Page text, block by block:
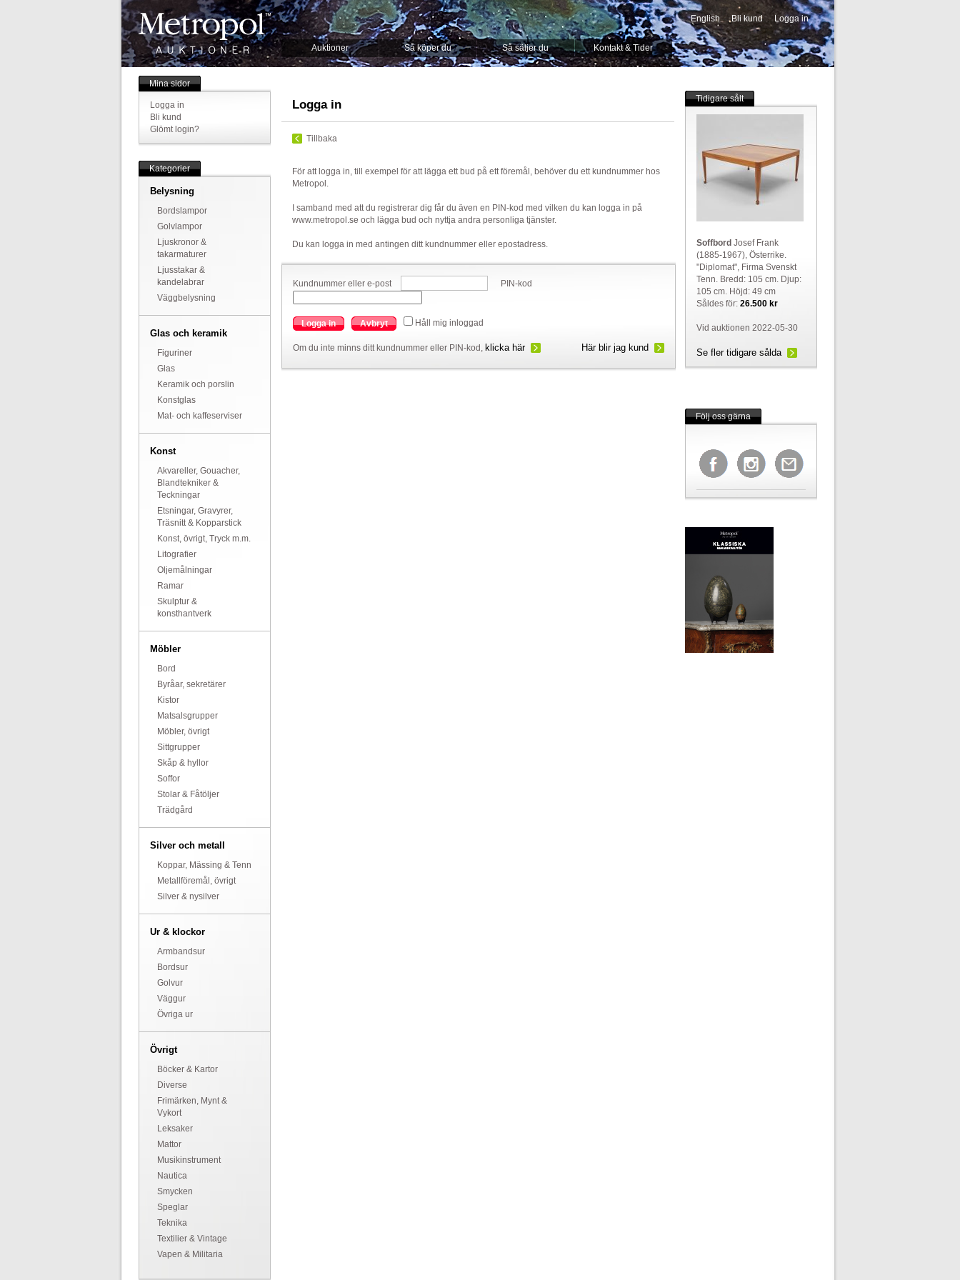
Auktioner Så köper du Så säljer du Kontakt & Tider
English Bli kund Logga in
-->
Mina sidor
Logga in
Bli kund
Glömt login?
Kategorier
Belysning
Bordslampor
Golvlampor
Ljuskronor &
takarmaturer
Ljusstakar &
kandelabrar
Väggbelysning
Glas och keramik
Figuriner
Glas
Keramik och porslin
Konstglas
Mat- och kaffeserviser
Konst
Akvareller, Gouacher,
Blandtekniker &
Teckningar
Etsningar, Gravyrer,
Träsnitt & Kopparstick
Konst, övrigt, Tryck m.m.
Litografier
Oljemålningar
Ramar
Skulptur &
konsthantverk
Möbler
Bord
Byråar, sekretärer
Kistor
Matsalsgrupper
Möbler, övrigt
Sittgrupper
Skåp & hyllor
Soffor
Stolar & Fåtöljer
Trädgård
Silver och metall
Koppar, Mässing & Tenn
Metallföremål, övrigt
Silver & nysilver
Ur & klockor
Armbandsur
Bordsur
Golvur
Väggur
Övriga ur
Övrigt
Böcker & Kartor
Diverse
Frimärken, Mynt &
Vykort
Leksaker
Mattor
Musikinstrument
Nautica
Smycken
Speglar
Teknika
Textilier & Vintage
Vapen & Militaria
Logga in
Tillbaka
För att logga in, till exempel för att lägga ett bud på ett föremål, behöver du ett kundnummer hos
Metropol.
I samband med att du registrerar dig får du även en PIN-kod med vilken du kan logga in på
www.metropol.se och lägga bud och nyttja andra personliga tjänster.
Du kan logga in med antingen ditt kundnummer eller epostadress.
Kundnummer eller e-post PIN-kod
Logga in Avbryt Håll mig inloggad
Om du inte minns ditt kundnummer eller PIN-kod, klicka här Här blir jag kund
Tidigare sålt
Soffbord Josef Frank
(1885-1967), Österrike.
"Diplomat", Firma Svenskt
Tenn. Bredd: 105 cm. Djup:
105 cm. Höjd: 49 cm
Såldes för: 26.500 kr
Vid auktionen 2022-05-30
Se fler tidigare sålda
Följ oss gärna